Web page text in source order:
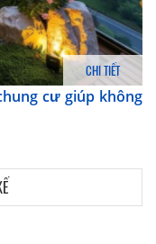
CHI TIẾT
cư giúp không